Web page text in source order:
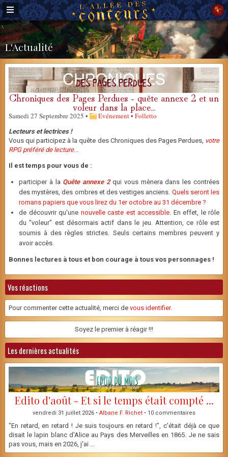
L'Actualité
Chroniques des Pages Perdues - quête annexe 2 et un
voleur dans la place...
Samedi 27 Septembre 2025 • Evénement• Folletto
Lecteurs et lectrices !
Vous qui participez à la quête des Chroniques des Pages Perdues, votre
RPG préféré de lecture...
Il est temps pour vous de :
participer à la Quête annexe 2qui vous mènera dans les contrées
des mystères, des ombres et des vestiges anciens. Quels seront les
romans papiers que vous lirez du 1er octobre au 31 décembre ?
de découvrir qu'une nouvelle caste est accessible. En effet, le rôle
du "voleur" est désormais actif dans le jeu. Attention, ce rôle est
soumis à des règles strictes. Seuls certains membres peuvent y
avoir accès.
Bonnes lectures à tous et bon courage à tous vos personnages !
Vos réactions
Pour commenter cette actualité, merci de vous identifier.
Soyez le premier à réagir !!!
Les dernières actualités
Edito d'août - Et si le temps était compté ...
vendredi 31 juillet 2026 • Albane F. Richet • 10 commentaires
"En retard, en retard ! Je suis toujours en retard !", c'était déjà ce que
disait le lapin blanc d'Alice au Pays des Merveilles en 1865. Je ne sais
pas vous, mais en 2026, j'ai ...